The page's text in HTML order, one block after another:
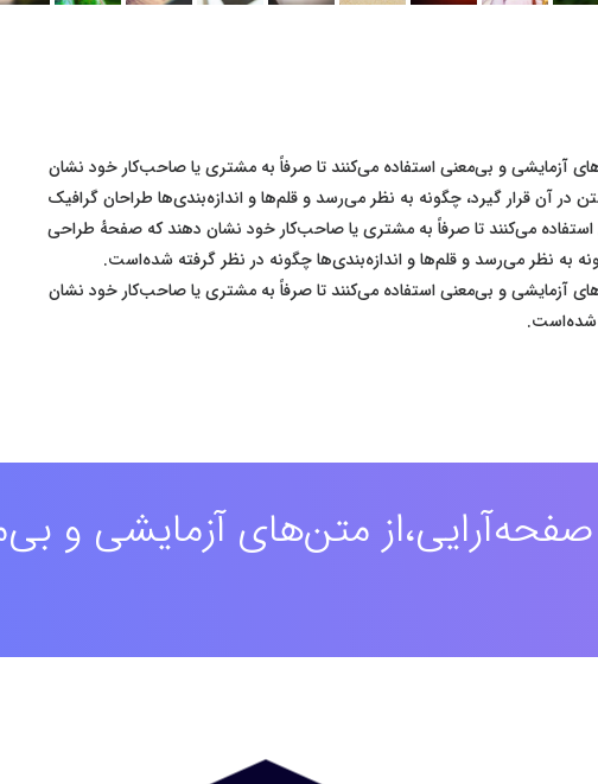
آزمایشی و بی‌معنی استفاده می‌کنند تا صرفاً به مشتری یا صاحب‌کار خود نشان
آن قرار گیرد، چگونه به نظر می‌رسد و قلم‌ها و اندازه‌بندی‌ها طراحان گرافیک
می‌کنند تا صرفاً به مشتری یا صاحب‌کار خود نشان دهند که صفحهٔ طراحی
به نظر می‌رسد و قلم‌ها و اندازه‌بندی‌ها چگونه در نظر گرفته شده‌است.
آزمایشی و بی‌معنی استفاده می‌کنند تا صرفاً به مشتری یا صاحب‌کار خود نشان
شده‌است.
متن‌های آزمایشی و